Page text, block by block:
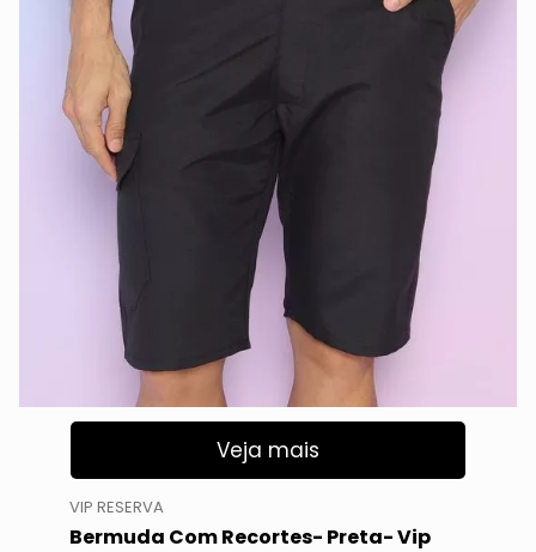
Veja mais
VIP RESERVA
Bermuda Com Recortes- Preta- Vip